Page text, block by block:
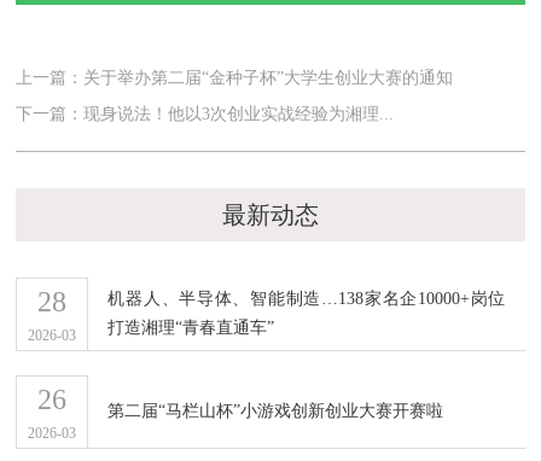
上一篇：关于举办第二届“金种子杯”大学生创业大赛的通知
下一篇：现身说法！他以3次创业实战经验为湘理...
最新动态
28
2026-03
机器人、半导体、智能制造…138家名企10000+岗位
打造湘理“青春直通车”
26
2026-03
第二届“马栏山杯”小游戏创新创业大赛开赛啦